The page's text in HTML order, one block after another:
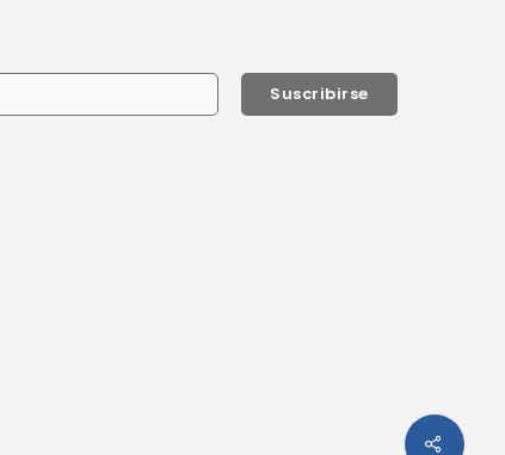
Suscribirse